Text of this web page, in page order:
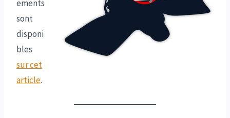
ements
sont
disponi
bles
sur cet
article.